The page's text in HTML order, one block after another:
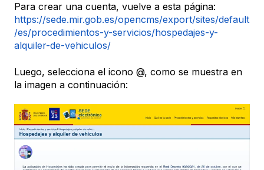
Para crear una cuenta, vuelve a esta página:
https://sede.mir.gob.es/opencms/export/sites/default
/es/procedimientos-y-servicios/hospedajes-y-
alquiler-de-vehiculos/
Luego, selecciona el icono @, como se muestra en
la imagen a continuación: